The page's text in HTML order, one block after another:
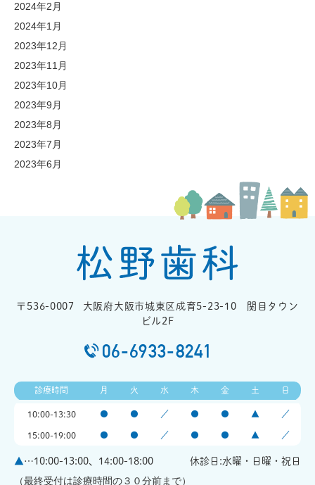
2024年2月
2024年1月
2023年12月
2023年11月
2023年10月
2023年9月
2023年8月
2023年7月
2023年6月
〒536-0007
大阪府大阪市城東区成育5-23-10 関目タウン
ビル2F
06-6933-8241
診療時間 月 火 水 木 金 土 日
10:00-13:30 ● ● ／ ● ● ▲ ／
15:00-19:00 ● ● ／ ● ● ▲ ／
▲…10:00-13:00、14:00-18:00 休診日:水曜・日曜・祝日
（最終受付は診療時間の３０分前まで）